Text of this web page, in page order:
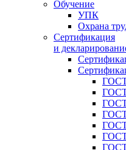
Обучение
УПК
Охрана
Сертификация
и
ГОСТ
ГОСТ
ГОСТ
ГОСТ
ГОСТ
ГОСТ